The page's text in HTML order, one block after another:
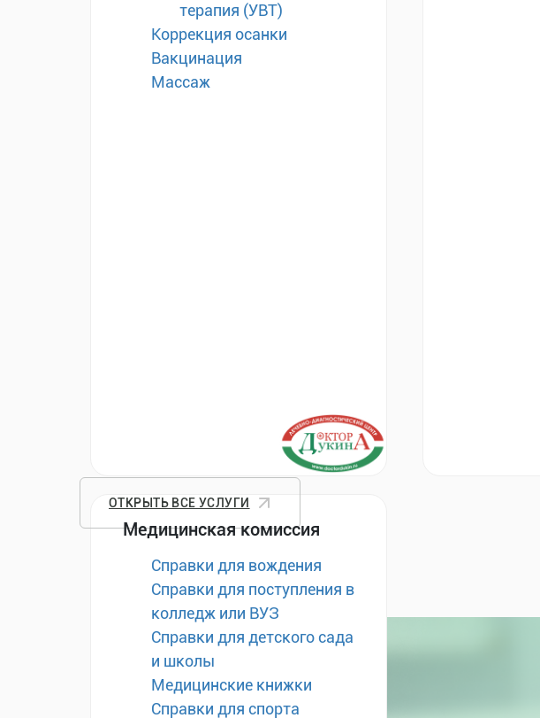
терапия (УВТ)
Коррекция осанки
Вакцинация
Массаж
Медицинская комиссия
Справки для вождения
Справки для поступления в
колледж или ВУЗ
Справки для детского сада
и школы
Медицинские книжки
Справки для спорта
ОТКРЫТЬ ВСЕ УСЛУГИ